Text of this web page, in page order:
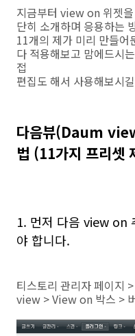
지금부터 view on 위젯
단히 소개하며 응용하는
11개의 제가 미리 만들어
다 적용해보고 맘에드시
접
편집도 해서 사용해보시
다음뷰(Daum
법 (11가지 프리셋
1. 먼저 다음 view on
야 합니다.
티스토리 관리자 페이지
view > View on 박스 >